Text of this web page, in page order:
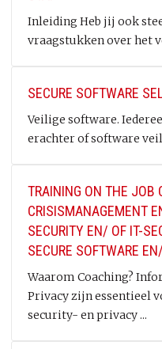
Inleiding Heb jij ook
vraagstukken over het
SECURE SOFTWARE
Veilige software.
erachter of software
TRAINING ON THE JOB
CRISISMANAGEMENT
SECURITY EN/ OF IT-
SECURE SOFTWARE
Waarom Coaching?
Privacy zijn essentieel
security- en privacy ...